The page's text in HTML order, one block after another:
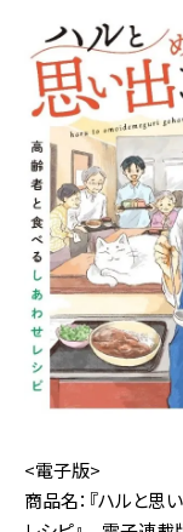
<電子版>
商品名：『ハルと